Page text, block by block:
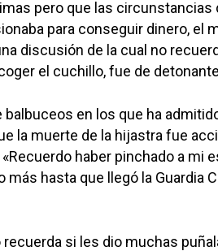
pero que las circunstancias
para conseguir dinero, el
discusión de la cual no
el cuchillo, fue de
balbuceos en los que ha
la muerte de la hijastra fue
haber pinchado a mi
hasta que llegó la Guardia
si les dio muchas